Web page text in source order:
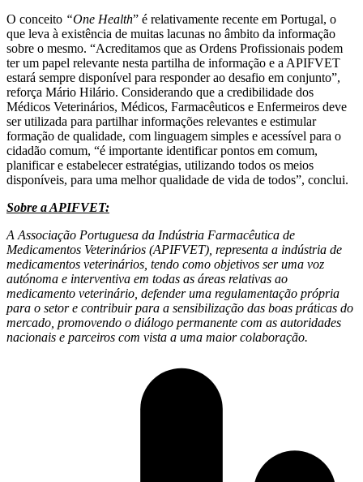
O conceito “One Health” é relativamente recente em Portugal, o
que leva à existência de muitas lacunas no âmbito da informação
sobre o mesmo. “Acreditamos que as Ordens Profissionais podem
ter um papel relevante nesta partilha de informação e a APIFVET
estará sempre disponível para responder ao desafio em conjunto”,
reforça Mário Hilário. Considerando que a credibilidade dos
Médicos Veterinários, Médicos, Farmacêuticos e Enfermeiros deve
ser utilizada para partilhar informações relevantes e estimular
formação de qualidade, com linguagem simples e acessível para o
cidadão comum, “é importante identificar pontos em comum,
planificar e estabelecer estratégias, utilizando todos os meios
disponíveis, para uma melhor qualidade de vida de todos”, conclui.
Sobre a APIFVET:
A Associação Portuguesa da Indústria Farmacêutica de
Medicamentos Veterinários (APIFVET), representa a indústria de
medicamentos veterinários, tendo como objetivos ser uma voz
autónoma e interventiva em todas as áreas relativas ao
medicamento veterinário, defender uma regulamentação própria
para o setor e contribuir para a sensibilização das boas práticas do
mercado, promovendo o diálogo permanente com as autoridades
nacionais e parceiros com vista a uma maior colaboração.